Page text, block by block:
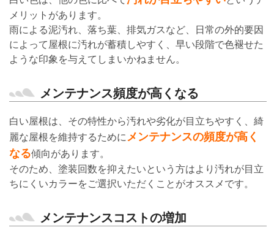
メリットがあります。
雨による泥汚れ、落ち葉、排気ガスなど、日常の外的要因
によって屋根に汚れが蓄積しやすく、早い段階で色褪せた
ような印象を与えてしまいかねません。
メンテナンス頻度が高くなる
白い屋根は、その特性から汚れや劣化が目立ちやすく、綺
麗な屋根を維持するために メンテナンスの頻度が高く
なる傾向があります。
そのため、塗装回数を抑えたいという方はより汚れが目立
ちにくいカラーをご選択いただくことがオススメです。
メンテナンスコストの増加